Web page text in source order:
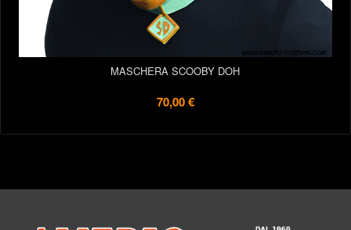
MASCHERA SCOOBY DOH
70,00 €